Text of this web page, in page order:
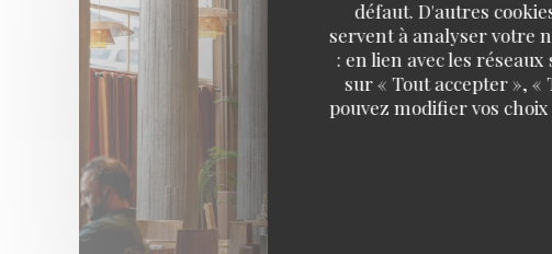
défaut. D'autres
servent à analyser votre
: en lien avec les
sur « Tout accepter »,
pouvez modifier vos